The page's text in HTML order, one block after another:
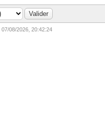
07/08/2026, 20:42:24